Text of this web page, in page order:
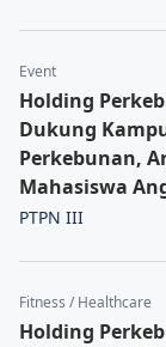
Event
Holding
Dukung
Perkebunan,
Mahasiswa
Magister ITSI
PTPN III
Fitness / Healthcare
Holding